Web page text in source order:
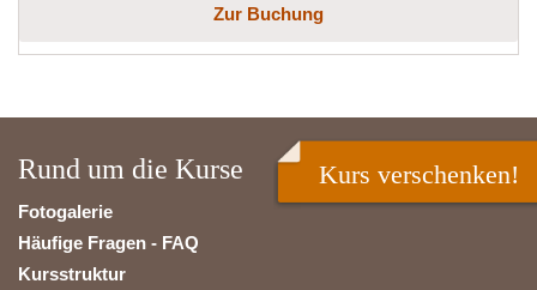
Zur Buchung
Rund um die Kurse
Fotogalerie
Häufige Fragen - FAQ
Kursstruktur
Kurs verschenken!